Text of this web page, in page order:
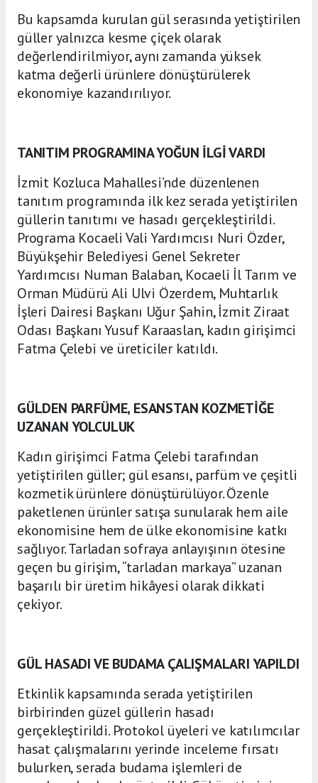
Bu kapsamda kurulan gül serasında yetiştirilen
güller yalnızca kesme çiçek olarak
değerlendirilmiyor, aynı zamanda yüksek
katma değerli ürünlere dönüştürülerek
ekonomiye kazandırılıyor.
TANITIM PROGRAMINA YOĞUN İLGİ VARDI
İzmit Kozluca Mahallesi’nde düzenlenen
tanıtım programında ilk kez serada yetiştirilen
güllerin tanıtımı ve hasadı gerçekleştirildi.
Programa Kocaeli Vali Yardımcısı Nuri Özder,
Büyükşehir Belediyesi Genel Sekreter
Yardımcısı Numan Balaban, Kocaeli İl Tarım ve
Orman Müdürü Ali Ulvi Özerdem, Muhtarlık
İşleri Dairesi Başkanı Uğur Şahin, İzmit Ziraat
Odası Başkanı Yusuf Karaaslan, kadın girişimci
Fatma Çelebi ve üreticiler katıldı.
GÜLDEN PARFÜME, ESANSTAN KOZMETİĞE
UZANAN YOLCULUK
Kadın girişimci Fatma Çelebi tarafından
yetiştirilen güller; gül esansı, parfüm ve çeşitli
kozmetik ürünlere dönüştürülüyor. Özenle
paketlenen ürünler satışa sunularak hem aile
ekonomisine hem de ülke ekonomisine katkı
sağlıyor. Tarladan sofraya anlayışının ötesine
geçen bu girişim, “tarladan markaya” uzanan
başarılı bir üretim hikâyesi olarak dikkati
çekiyor.
GÜL HASADI VE BUDAMA ÇALIŞMALARI YAPILDI
Etkinlik kapsamında serada yetiştirilen
birbirinden güzel güllerin hasadı
gerçekleştirildi. Protokol üyeleri ve katılımcılar
hasat çalışmalarını yerinde inceleme fırsatı
bulurken, serada budama işlemleri de